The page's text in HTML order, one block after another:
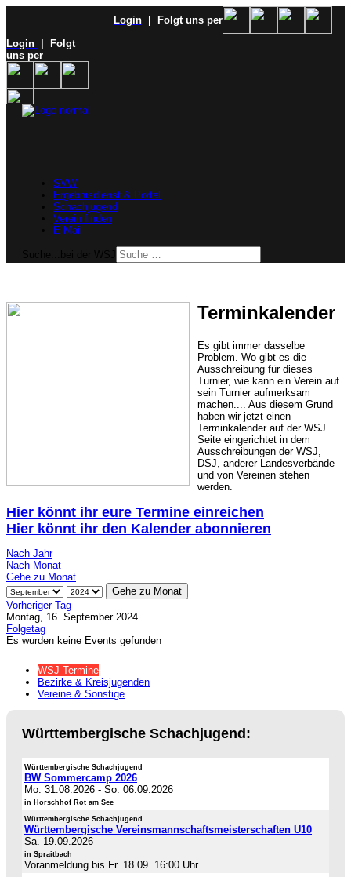
Login
| Folgt uns per
Login
| Folgt
uns per
SVW
Ergebnisdienst & Portal
Schachjugend
Verein finden
E-Mail
Terminkalender
Es gibt immer dasselbe
Problem. Wo gibt es die
Ausschreibung für dieses
Turnier, wie kann ein Verein auf
sein Turnier aufmerksam
machen.... Aus diesem Grund
haben wir jetzt einen
Terminkalender auf der WSJ
Seite eingerichtet in dem
Ausschreibungen der WSJ,
DSJ, anderer Landesverbände
und von Vereinen stehen
werden.
Hier könnt ihr eure Termine einreichen
Hier könnt ihr den Kalender abonnieren
Nach Jahr
Nach Monat
Gehe zu Monat
Gehe zu Monat
Vorheriger Tag
Montag, 16. September 2024
Folgetag
Es wurden keine Events gefunden
WSJ Termine
Bezirke & Kreisjugenden
Vereine & Sonstige
Württembergische Schachjugend:
Württembergische Schachjugend
BW Sommercamp 2026
Mo. 31.08.2026 - So. 06.09.2026
in Horschhof Rot am See
Württembergische Schachjugend
Württembergische Vereinsmannschaftsmeisterschaften U10
Sa. 19.09.2026
in Spraitbach
Voranmeldung bis Fr. 18.09. 16:00 Uhr